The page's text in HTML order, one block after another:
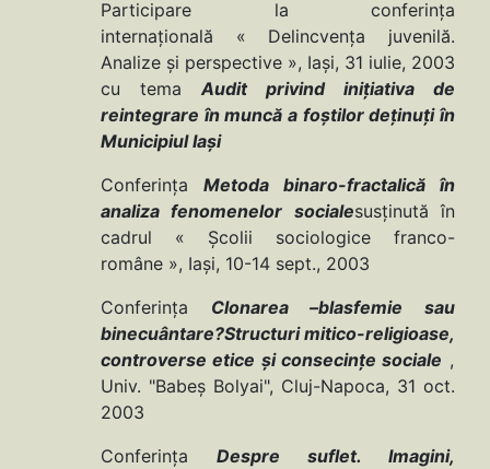
Participare la conferinţa
internaţională « Delincvenţa juvenilă.
Analize şi perspective », Iaşi, 31 iulie, 2003
cu temaAudit privind iniţiativa de
reintegrare în muncă a foştilor deţinuţi în
Municipiul Iaşi
Conferinţa Metoda binaro-fractalică în
analiza fenomenelor socialesusţinută în
cadrul « Şcolii sociologice franco-
române », Iaşi, 10-14 sept., 2003
Conferinţa Clonarea –blasfemie sau
binecuântare?Structuri mitico-religioase,
controverse etice şi consecinţe sociale ,
Univ. "Babeş Bolyai", Cluj-Napoca, 31 oct.
2003
Conferinţa Despre suflet. Imagini,